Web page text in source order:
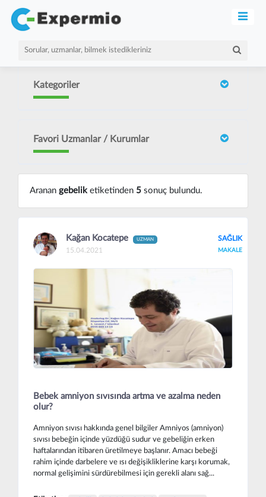
Kategoriler
Favori Uzmanlar / Kurumlar
Aranan gebeliketiketinden 5sonuç bulundu.
Kağan Kocatepe UZMAN
15.04.2021
SAĞLIK
MAKALE
Bebek amniyon sıvısında artma ve azalma neden
olur?
Amniyon sıvısı hakkında genel bilgiler Amniyos (amniyon)
sıvısı bebeğin içinde yüzdüğü sudur ve gebeliğin erken
haftalarından itibaren üretilmeye başlanır. Amacı bebeği
rahim içinde darbelere ve ısı değişikliklerine karşı korumak,
normal gelişimini sürdürebilmesi için gerekli alanı sağ...